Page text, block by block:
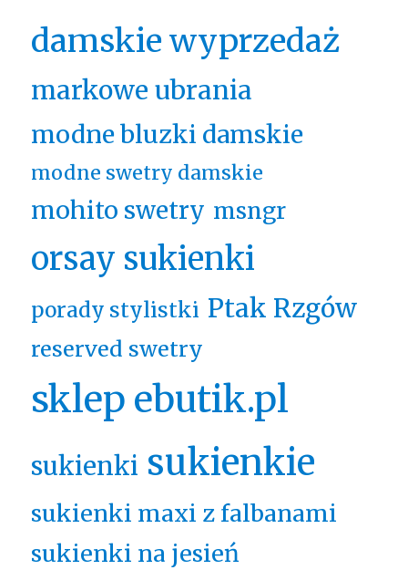
damskie wyprzedaż
markowe ubrania
modne bluzki damskie
modne swetry damskie
mohito swetry msngr
orsay sukienki
porady stylistki Ptak Rzgów
reserved swetry
sklep ebutik.pl
sukienki sukienkie
sukienki maxi z falbanami
sukienki na jesień